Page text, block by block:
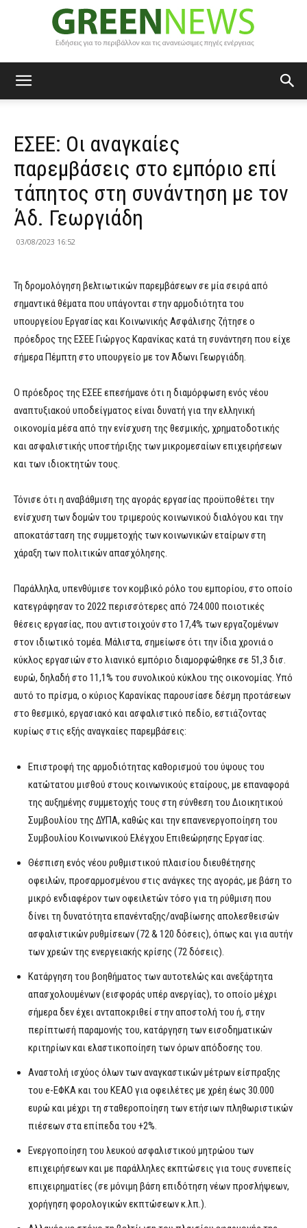
News
ΕΣΕΕ: Οι αναγκαίες
παρεμβάσεις στο εμπόριο επί
τάπητος στη συνάντηση με τον
Άδ. Γεωργιάδη
03/08/2023 16:52
Τη δρομολόγηση βελτιωτικών παρεμβάσεων σε μία σειρά από
σημαντικά θέματα που υπάγονται στην αρμοδιότητα του
υπουργείου Εργασίας και Κοινωνικής Ασφάλισης ζήτησε ο
πρόεδρος της ΕΣΕΕ Γιώργος Καρανίκας κατά τη συνάντηση που είχε
σήμερα Πέμπτη στο υπουργείο με τον Άδωνι Γεωργιάδη.
Ο πρόεδρος της ΕΣΕΕ επεσήμανε ότι η διαμόρφωση ενός νέου
αναπτυξιακού υποδείγματος είναι δυνατή για την ελληνική
οικονομία μέσα από την ενίσχυση της θεσμικής, χρηματοδοτικής
και ασφαλιστικής υποστήριξης των μικρομεσαίων επιχειρήσεων
και των ιδιοκτητών τους.
Τόνισε ότι η αναβάθμιση της αγοράς εργασίας προϋποθέτει την
ενίσχυση των δομών του τριμερούς κοινωνικού διαλόγου και την
αποκατάσταση της συμμετοχής των κοινωνικών εταίρων στη
χάραξη των πολιτικών απασχόλησης.
Παράλληλα, υπενθύμισε τον κομβικό ρόλο του εμπορίου, στο οποίο
κατεγράφησαν το 2022 περισσότερες από 724.000 ποιοτικές
θέσεις εργασίας, που αντιστοιχούν στο 17,4% των εργαζομένων
στον ιδιωτικό τομέα. Μάλιστα, σημείωσε ότι την ίδια χρονιά ο
κύκλος εργασιών στο λιανικό εμπόριο διαμορφώθηκε σε 51,3 δισ.
ευρώ, δηλαδή στο 11,1% του συνολικού κύκλου της οικονομίας. Υπό
αυτό το πρίσμα, ο κύριος Καρανίκας παρουσίασε δέσμη προτάσεων
στο θεσμικό, εργασιακό και ασφαλιστικό πεδίο, εστιάζοντας
κυρίως στις εξής αναγκαίες παρεμβάσεις:
Επιστροφή της αρμοδιότητας καθορισμού του ύψους του
κατώτατου μισθού στους κοινωνικούς εταίρους, με επαναφορά
της αυξημένης συμμετοχής τους στη σύνθεση του Διοικητικού
Συμβουλίου της ΔΥΠΑ, καθώς και την επανενεργοποίηση του
Συμβουλίου Κοινωνικού Ελέγχου Επιθεώρησης Εργασίας.
Θέσπιση ενός νέου ρυθμιστικού πλαισίου διευθέτησης
οφειλών, προσαρμοσμένου στις ανάγκες της αγοράς, με βάση το
μικρό ενδιαφέρον των οφειλετών τόσο για τη ρύθμιση που
δίνει τη δυνατότητα επανένταξης/αναβίωσης απολεσθεισών
ασφαλιστικών ρυθμίσεων (72 & 120 δόσεις), όπως και για αυτήν
των χρεών της ενεργειακής κρίσης (72 δόσεις).
Κατάργηση του βοηθήματος των αυτοτελώς και ανεξάρτητα
απασχολουμένων (εισφοράς υπέρ ανεργίας), το οποίο μέχρι
σήμερα δεν έχει ανταποκριθεί στην αποστολή του ή, στην
περίπτωσή παραμονής του, κατάργηση των εισοδηματικών
κριτηρίων και ελαστικοποίηση των όρων απόδοσης του.
Αναστολή ισχύος όλων των αναγκαστικών μέτρων είσπραξης
του e-ΕΦΚΑ και του ΚΕΑΟ για οφειλέτες με χρέη έως 30.000
ευρώ και μέχρι τη σταθεροποίηση των ετήσιων πληθωριστικών
πιέσεων στα επίπεδα του +2%.
Ενεργοποίηση του λευκού ασφαλιστικού μητρώου των
επιχειρήσεων και με παράλληλες εκπτώσεις για τους συνεπείς
επιχειρηματίες (σε μόνιμη βάση επιδότηση νέων προσλήψεων,
χορήγηση φορολογικών εκπτώσεων κ.λπ.).